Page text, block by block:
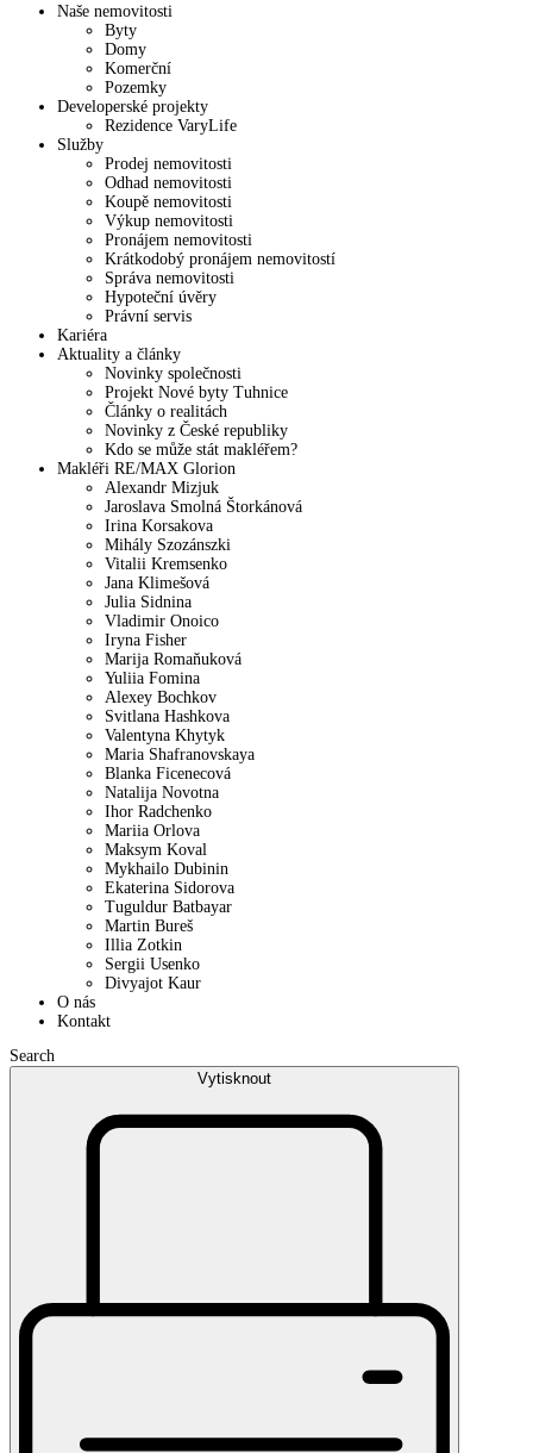
Naše nemovitosti
Byty
Domy
Komerční
Pozemky
Developerské projekty
Rezidence VaryLife
Služby
Prodej nemovitosti
Odhad nemovitosti
Koupě nemovitosti
Výkup nemovitosti
Pronájem nemovitosti
Krátkodobý pronájem nemovitostí
Správa nemovitosti
Hypoteční úvěry
Právní servis
Kariéra
Aktuality a články
Novinky společnosti
Projekt Nové byty Tuhnice
Články o realitách
Novinky z České republiky
Kdo se může stát makléřem?
Makléři RE/MAX Glorion
Alexandr Mizjuk
Jaroslava Smolná Štorkánová
Irina Korsakova
Mihály Szozánszki
Vitalii Kremsenko
Jana Klimešová
Julia Sidnina
Vladimir Onoico
Iryna Fisher
Marija Romaňuková
Yuliia Fomina
Alexey Bochkov
Svitlana Hashkova
Valentyna Khytyk
Maria Shafranovskaya
Blanka Ficenecová
Natalija Novotna
Ihor Radchenko
Mariia Orlova
Maksym Koval
Mykhailo Dubinin
Ekaterina Sidorova
Tuguldur Batbayar
Martin Bureš
Illia Zotkin
Sergii Usenko
Divyajot Kaur
O nás
Kontakt
Search
Vytisknout